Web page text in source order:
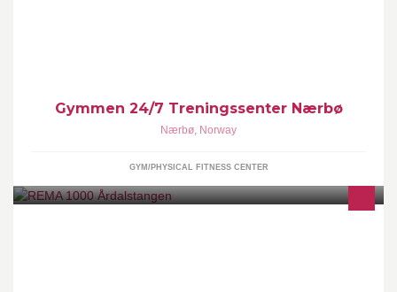
Gymmen 24/7 Treningssenter Nærbø
Nærbø, Norway
GYM/PHYSICAL FITNESS CENTER